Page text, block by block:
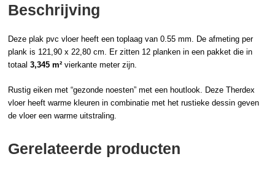
Beschrijving
Dezeplak pvc vloer heeft een toplaag van 0.55 mm. De afmeting per
plank is 121,90 x 22,80 cm. Er zitten 12 planken in een pakket die in
totaal3,345 m² vierkante meter zijn.
Rustig eiken met “gezonde noesten” met eenhoutlook . DezeTherdex
vloer heeft warme kleuren in combinatie met het rustieke dessin geven
de vloer een warme uitstraling.
Gerelateerde producten